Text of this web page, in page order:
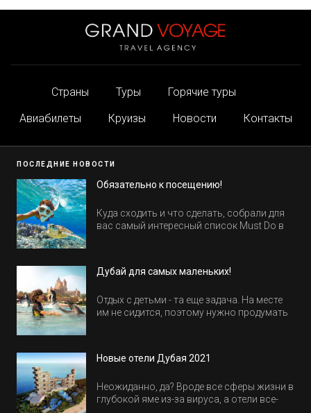
Страны Туры
Горячие туры
Авиабилеты
Круизы Новости Контакты
ПОСЛЕДНИЕ НОВОСТИ
Обязательно к посещению!
Куда сходить и что сделать, собрали для
вас самый интересный список Must Do в
Дубай для самых маленьких!
Отдых с детьми - та еще задача. На месте
им не сидится, поэтому нужно продумать
Новые отели Дубая 2021
Неожиданно, да? Вроде все сферы жизни в
глубокой яме из-за вируса, а отели все-